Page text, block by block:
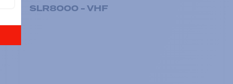
SLR8000 - VHF